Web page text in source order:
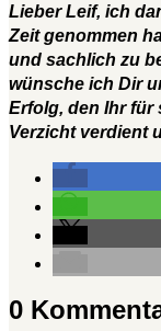
Lieber Leif, ich
Zeit genommen
und sachlich zu
wünsche ich Dir
Erfolg, den Ihr für
Verzicht verdient
0